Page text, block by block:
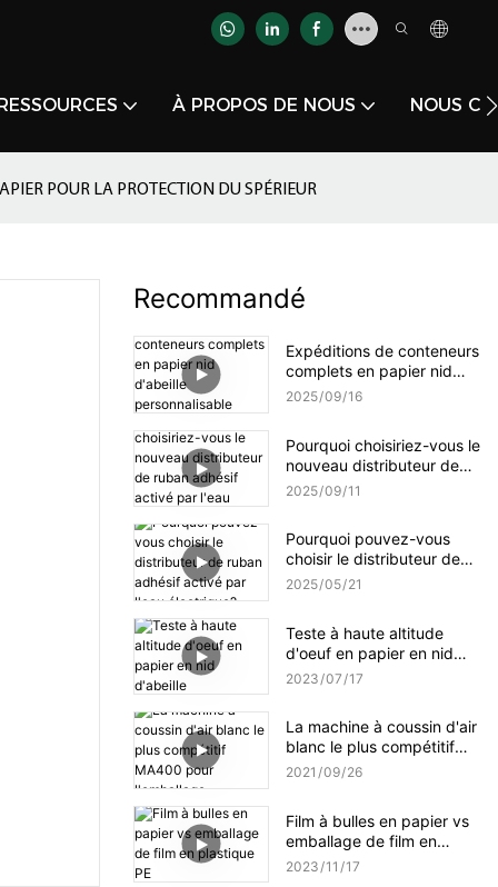
À PROPOS DE NOUS NOUS
POUR LA PROTECTION DU SPÉRIEUR
Recommandé
Expéditions de conteneurs
complets en papier nid
d'abeille personnalisable
2025 09 16
Pourquoi choisiriez-vous le
nouveau distributeur de
ruban adhésif activé par
2025 09 11
Pourquoi pouvez-vous
choisir le distributeur de
ruban adhésif activé par
2025 05 21
Teste à haute altitude
d'oeuf en papier en nid
d'abeille
2023 07 17
La machine à coussin d'air
blanc le plus compétitif
MA400 pour l'emballage
2021 09 26
Film à bulles en papier vs
emballage de film en
plastique PE
2023 11 17